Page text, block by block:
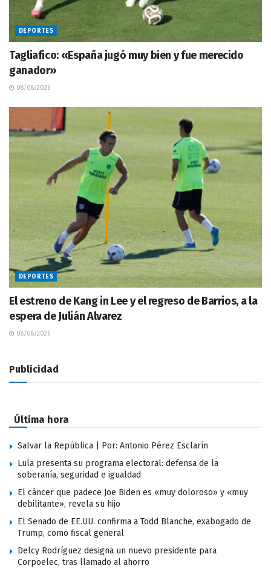
DEPORTES
Tagliafico: «España jugó muy bien y fue merecido
ganador»
08/08/2026
DEPORTES
El estreno de Kang in Lee y el regreso de Barrios, a la
espera de Julián Alvarez
08/08/2026
Publicidad
Última hora
Salvar la República | Por: Antonio Pérez Esclarín
Lula presenta su programa electoral: defensa de la
soberanía, seguridad e igualdad
El cáncer que padece Joe Biden es «muy doloroso» y «muy
debilitante», revela su hijo
El Senado de EE.UU. confirma a Todd Blanche, exabogado de
Trump, como fiscal general
Delcy Rodríguez designa un nuevo presidente para
Corpoelec, tras llamado al ahorro